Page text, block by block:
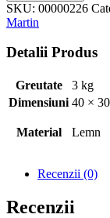
SKU: 00000226
Martin
Detalii Produs
Greutate
3 kg
Dimensiuni 40 ×
Material Lemn
Recenzii (0)
Recenzii